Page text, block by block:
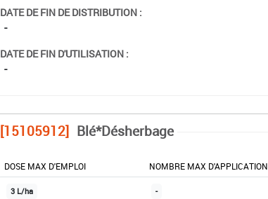
DATE DE FIN DE DISTRIBUTION :
-
DATE DE FIN D'UTILISATION :
-
[15105912] Blé*Désherbage
DOSE MAX D'EMPLOI NOMBRE MAX D'APPLICATION
3 L/ha -